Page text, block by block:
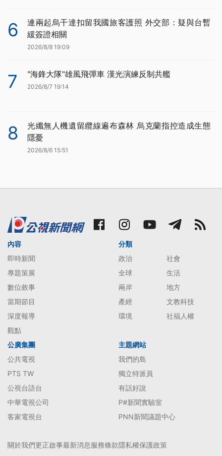
6
連兩起烏干達扣留我國旅客護照 外交部：疑與台暫
緩簽證相關
2026/8/8 19:09
7 "海鋒大隊"雄風飛彈車 漢光演練反制共艦
2026/8/7 19:14
8
光纖無人機遺留纜線遍布森林 烏克蘭指控造成生態
隱憂
2026/8/6 15:51
內容
即時新聞
專題策展
數位敘事
當期節目
深度報導
觀點
分類
政治
社會
全球
生活
兩岸
地方
產經
文教科技
環境
社福人權
公廣集團
公共電視
PTS TW
公視台語台
中華電視公司
客家電視台
主題網站
我們的島
獨立特派員
有話好說
P#新聞實驗室
PNN新聞議題中心
關於我們更正啟事最新消息服務條款隱私權保護政策